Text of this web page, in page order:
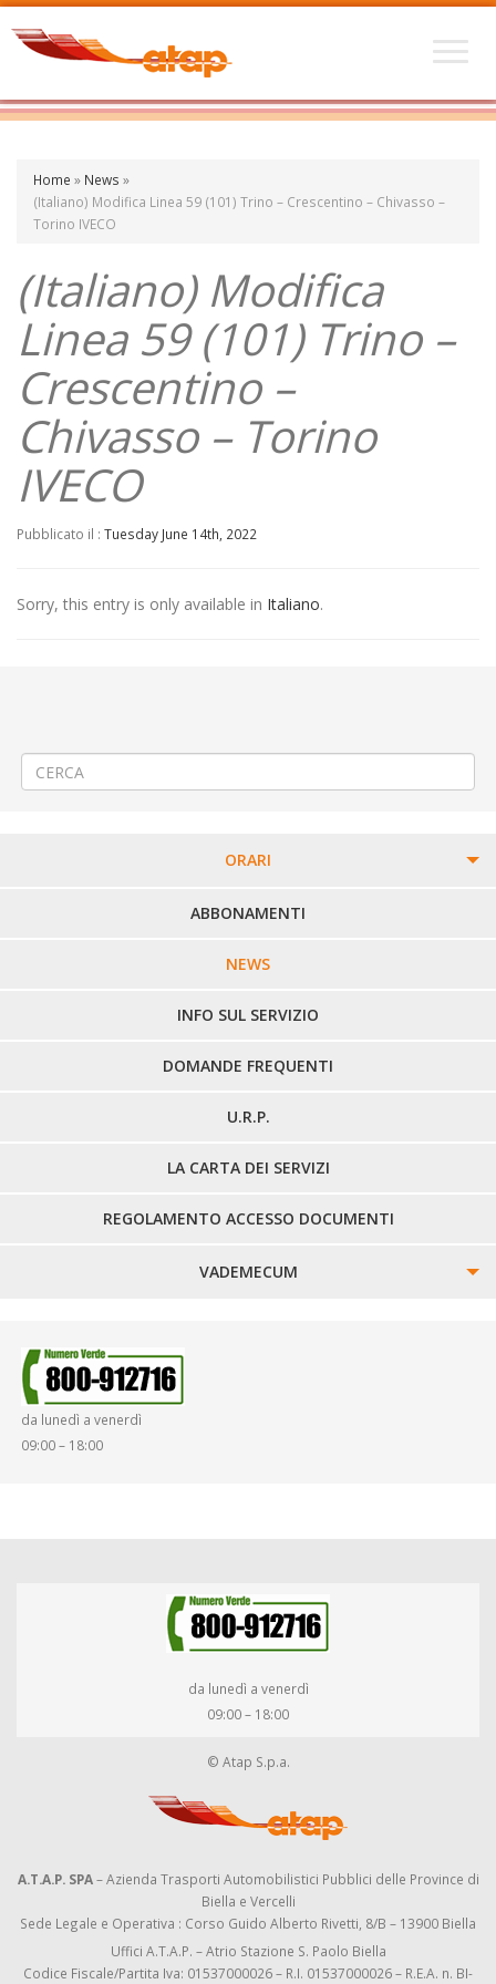
Home » News »
(Italiano) Modifica Linea 59 (101) Trino – Crescentino – Chivasso –
Torino IVECO
(Italiano) Modifica
Linea 59 (101) Trino –
Crescentino –
Chivasso – Torino
IVECO
Pubblicato il : Tuesday June 14th, 2022
Sorry, this entry is only available in Italiano.
ORARI
PERCORSI URBANI IN BIELLA
LINEE URBANE VERCELLI
LINEE EXTRAURBANE
ABBONAMENTI
NEWS
INFO SUL SERVIZIO
DOMANDE FREQUENTI
U.R.P.
LA CARTA DEI SERVIZI
REGOLAMENTO ACCESSO DOCUMENTI
VADEMECUM
SMARRIMENTO OGGETTI
da lunedì a venerdì
09:00 – 18:00
da lunedì a venerdì
09:00 – 18:00
© Atap S.p.a.
A.T.A.P. SPA– Azienda Trasporti Automobilistici Pubblici delle Province di
Biella e Vercelli
Sede Legale e Operativa : Corso Guido Alberto Rivetti, 8/B – 13900 Biella
Uffici A.T.A.P. – Atrio Stazione S. Paolo Biella
Codice Fiscale/Partita Iva: 01537000026 – R.I. 01537000026 – R.E.A. n. BI-